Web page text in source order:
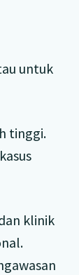
untuk
tinggi.
klinik